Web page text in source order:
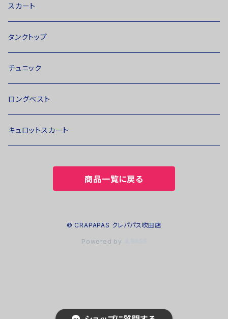
スカート
タンクトップ
チュニック
ロングベスト
キュロットスカート
商品一覧に戻る
© CRAPAPAS クレパパス吹田店
Powered by